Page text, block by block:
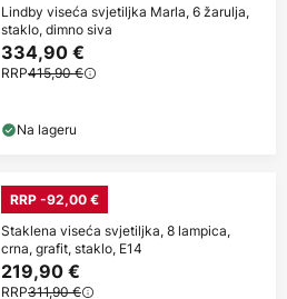
Lindby viseća svjetiljka Marla, 6 žarulja,
staklo, dimno siva
334,90 €
RRP415,90 €
Na lageru
RRP -92,00 €
Staklena viseća svjetiljka, 8 lampica,
crna, grafit, staklo, E14
219,90 €
RRP311,90 €